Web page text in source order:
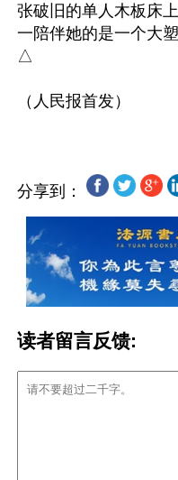
张破旧的单人木板床
一陪伴她的是一个大
△
分享到：
读者留言反馈: